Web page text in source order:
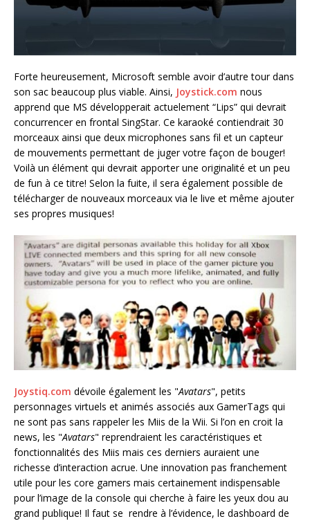
Forte heureusement, Microsoft semble avoir d’autre tour dans
son sac beaucoup plus viable. Ainsi, Joystick.com nous
apprend que MS développerait actuelement “Lips” qui devrait
concurrencer en frontal SingStar. Ce karaoké contiendrait 30
morceaux ainsi que deux microphones sans fil et un capteur
de mouvements permettant de juger votre façon de bouger!
Voilà un élément qui devrait apporter une originalité et un peu
de fun à ce titre! Selon la fuite, il sera également possible de
télécharger de nouveaux morceaux via le live et même ajouter
ses propres musiques!
Joystiq.com dévoile également les "Avatars", petits
personnages virtuels et animés associés aux GamerTags qui
ne sont pas sans rappeler les Miis de la Wii. Si l’on en croit la
news, les "Avatars" reprendraient les caractéristiques et
fonctionnalités des Miis mais ces derniers auraient une
richesse d’interaction acrue. Une innovation pas franchement
utile pour les core gamers mais certainement indispensable
pour l’image de la console qui cherche à faire les yeux dou au
grand publique! Il faut se rendre à l’évidence, le dashboard de